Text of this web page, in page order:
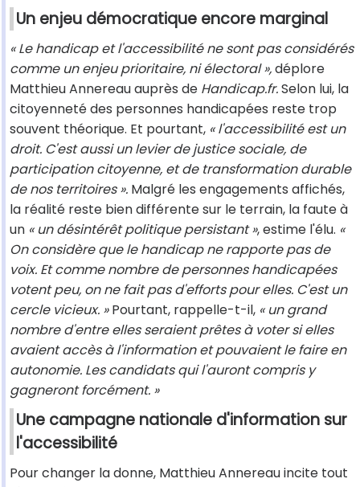
Un enjeu démocratique encore marginal
« Le handicap et l'accessibilité ne sont pas considérés
comme un enjeu prioritaire, ni électoral »,déplore
Matthieu Annereau auprès de Handicap.fr.Selon lui, la
citoyenneté des personnes handicapées reste trop
souvent théorique. Et pourtant, « l'accessibilité est un
droit. C'est aussi un levier de justice sociale, de
participation citoyenne, et de transformation durable
de nos territoires ». Malgré les engagements affichés,
la réalité reste bien différente sur le terrain, la faute à
un « un désintérêt politique persistant », estime l'élu. «
On considère que le handicap ne rapporte pas de
voix. Et comme nombre de personnes handicapées
votent peu, on ne fait pas d'efforts pour elles. C'est un
cercle vicieux. »Pourtant, rappelle-t-il, « un grand
nombre d'entre elles seraient prêtes à voter si elles
avaient accès à l'information et pouvaient le faire en
autonomie. Les candidats qui l'auront compris y
gagneront forcément. »
Une campagne nationale d'information sur
l'accessibilité
Pour changer la donne, Matthieu Annereau incite tout